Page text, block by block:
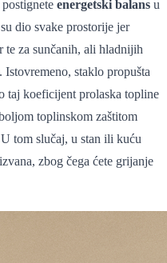
energetski balans u
dio svake prostorije jer
te za sunčanih, ali hladnijih
staklo propušta
taj koeficijent prolaska topline
toplinskom zaštitom
tom slučaj, u stan ili kuću
zbog čega ćete grijanje